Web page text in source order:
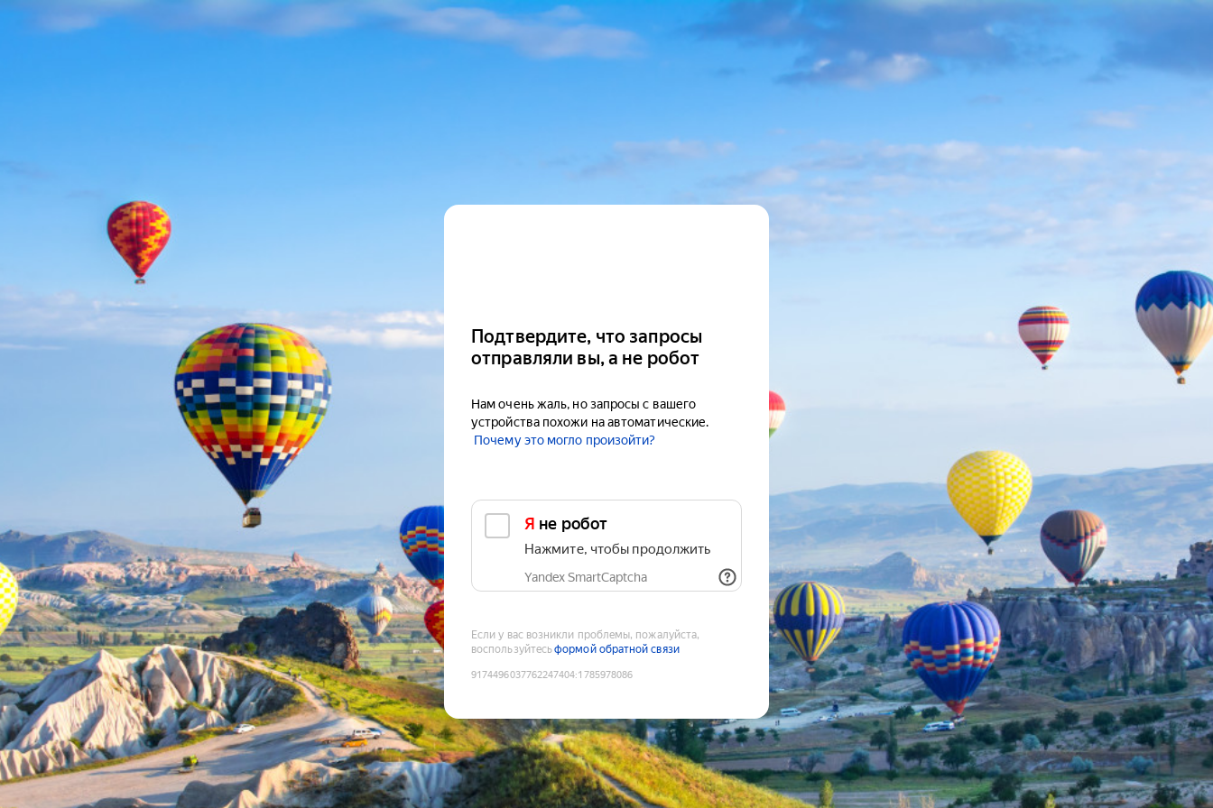
Подтвердите, что запросы
отправляли вы, а не робот
Нам очень жаль, но запросы с вашего
устройства похожи на автоматические.
Почему это могло произойти?
Я не робот
Нажмите, чтобы продолжить
Yandex SmartCaptcha
Если у вас возникли проблемы, пожалуйста,
воспользуйтесьформой обратной связи
9174496037762247404:1785978086